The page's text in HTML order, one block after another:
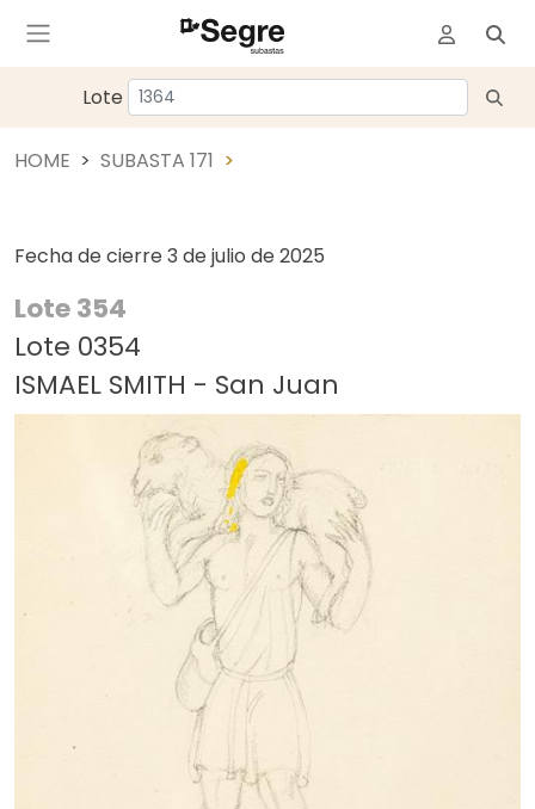
Lote
HOME SUBASTA 171
Fecha de cierre 3 de julio de 2025
Lote 354
Lote 0354
ISMAEL SMITH - San Juan